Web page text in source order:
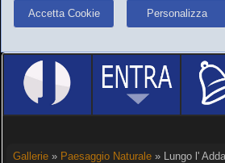
Accetta Cookie Personalizza
Gallerie» Paesaggio Naturale» Lungo l'